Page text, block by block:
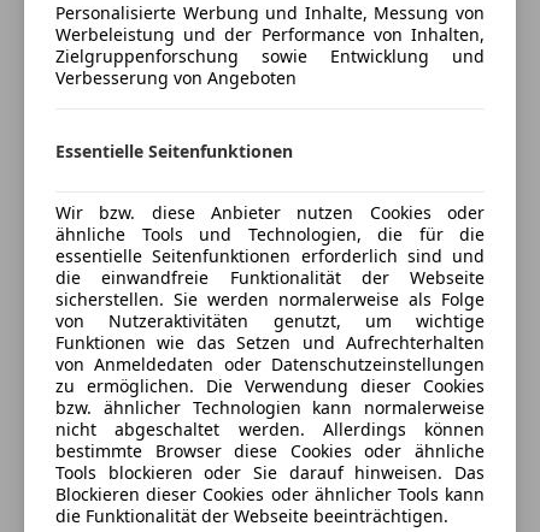
Versicherungsschutz an Ihre Bedürfnisse
anpassen
Auto einfach online versichern & Rabatt holen
Jetzt berechnen
Verkäufer Privat
8700 Leoben , AT
Kontakt
Personalisierte Werbung und Inhalte, Messung von
Werbeleistung und der Performance von Inhalten,
Zielgruppenforschung sowie Entwicklung und
Verbesserung von Angeboten
Essentielle Seitenfunktionen
Wir bzw. diese Anbieter nutzen Cookies oder
ähnliche Tools und Technologien, die für die
essentielle Seitenfunktionen erforderlich sind und
die einwandfreie Funktionalität der Webseite
sicherstellen. Sie werden normalerweise als Folge
von Nutzeraktivitäten genutzt, um wichtige
Funktionen wie das Setzen und Aufrechterhalten
von Anmeldedaten oder Datenschutzeinstellungen
zu ermöglichen. Die Verwendung dieser Cookies
bzw. ähnlicher Technologien kann normalerweise
nicht abgeschaltet werden. Allerdings können
bestimmte Browser diese Cookies oder ähnliche
Tools blockieren oder Sie darauf hinweisen. Das
Blockieren dieser Cookies oder ähnlicher Tools kann
die Funktionalität der Webseite beeinträchtigen.